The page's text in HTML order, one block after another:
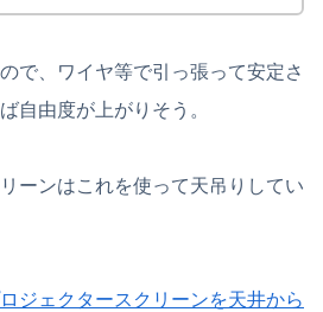
で、ワイヤ等で引っ張って安定さ
自由度が上がりそう。
ーンはこれを使って天吊りしてい
ジェクタースクリーンを天井から